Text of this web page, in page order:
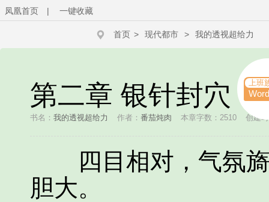
凤凰首页 | 一键收藏
首页 > 现代都市 > 我的透视超给力
第二章 银针封穴 上班
书名： 我的透视超给力 作者： 番茄炖肉 本章字数：2510 创建
四目相对，气氛旖
胆大。